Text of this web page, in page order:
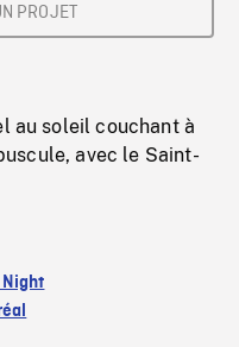
PROJET
au soleil couchant à
avec le Saint-
Night